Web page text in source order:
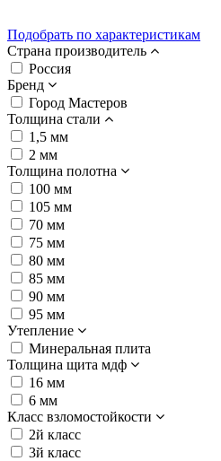
Подобрать по характеристикам
Страна производитель
Россия
Бренд
Город Мастеров
Толщина стали
1,5 мм
2 мм
Толщина полотна
100 мм
105 мм
70 мм
75 мм
80 мм
85 мм
90 мм
95 мм
Утепление
Минеральная плита
Толщина щита мдф
16 мм
6 мм
Класс взломостойкости
2й класс
3й класс